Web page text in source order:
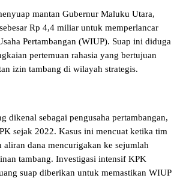
mantan Gubernur Maluku Utara,
Rp 4,4 miliar untuk memperlancar
Pertambangan (WIUP). Suap ini diduga
pertemuan rahasia yang bertujuan
izin tambang di wilayah strategis.
dikenal sebagai pengusaha pertambangan,
sejak 2022. Kasus ini mencuat ketika tim
dana mencurigakan ke sejumlah
tambang. Investigasi intensif KPK
suap diberikan untuk memastikan WIUP